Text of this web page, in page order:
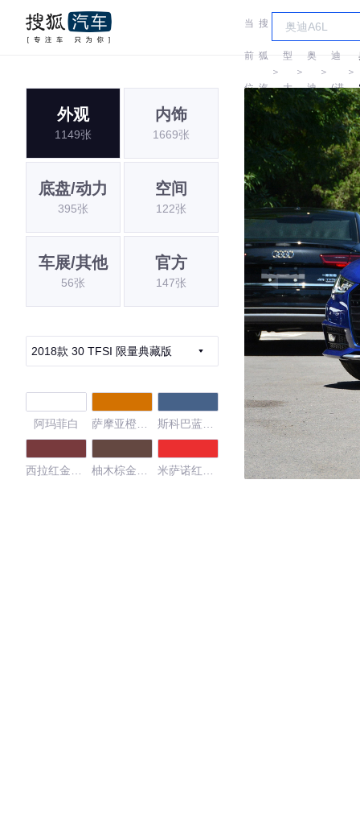
当
前
位
搜
狐
汽
＞
车
型
大
全
＞
奥
迪
＞
迪
(进
口)
＞
外观
1149张
内饰
1669张
底盘/动力
395张
空间
122张
车展/其他
56张
官方
147张
2018款 30 TFSI 限量典藏版
阿玛菲白
萨摩亚橙金
斯科巴蓝金
西拉红金属
柚木棕金属
米萨诺红珠